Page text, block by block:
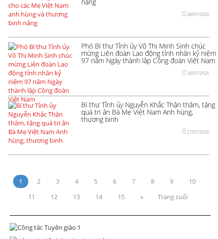
28/07/2026
Phó Bí thư Tỉnh ủy Võ Thị Minh Sinh chúc
mừng Liên đoàn Lao động tỉnh nhân kỷ niệm
97 năm Ngày thành lập Công đoàn Việt Nam
28/07/2026
Bí thư Tỉnh ủy Nguyễn Khắc Thận thăm, tặng
quà tri ân Bà Mẹ Việt Nam Anh hùng,
thương binh
27/07/2026
1 2 3 4 5 6 7 8 9
10
11
12 13 14 15 » Trang cuối